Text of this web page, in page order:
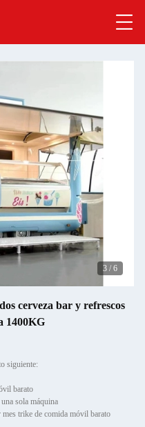
3 / 6
cerveza bar y refrescos
1400KG
siguiente:
barato
sola máquina
trike de comida móvil barato